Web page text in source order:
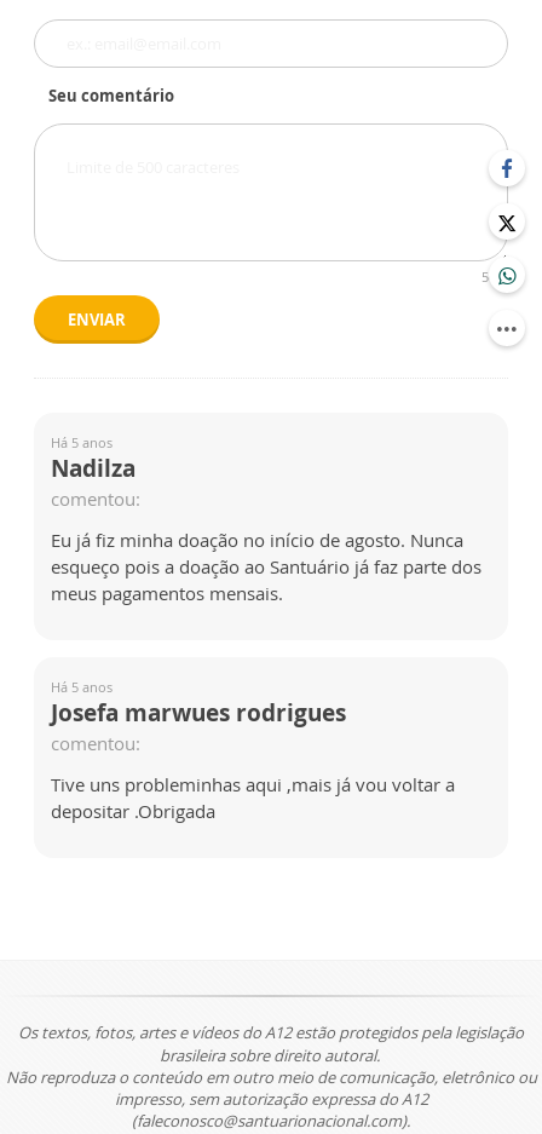
Seu comentário
500
ENVIAR
Há 5 anos
Nadilza
comentou:
Eu já fiz minha doação no início de agosto. Nunca
esqueço pois a doação ao Santuário já faz parte dos
meus pagamentos mensais.
Há 5 anos
Josefa marwues rodrigues
comentou:
Tive uns probleminhas aqui ,mais já vou voltar a
depositar .Obrigada
Os textos, fotos, artes e vídeos do A12 estão protegidos pela legislação
brasileira sobre direito autoral.
Não reproduza o conteúdo em outro meio de comunicação, eletrônico ou
impresso, sem autorização expressa do A12
(faleconosco@santuarionacional.com).